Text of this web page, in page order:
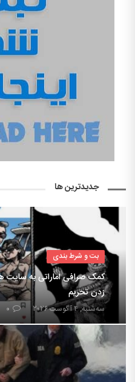
جدیدترین ها
بت و شرط بندی
کمک صرافی اماراتی به سایت
زدن تحریم
سه‌شنبه, ۴ آگوست ۲۰۲۶ ۰